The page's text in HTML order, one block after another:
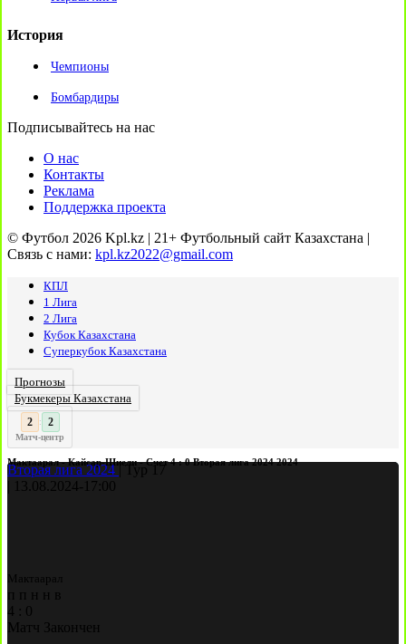
История
Чемпионы
Бомбардиры
Подписывайтесь на нас
О нас
Контакты
Реклама
Поддержка проекта
© Футбол 2026 Kpl.kz | 21+ Футбольный сайт Казахстана |
Связь с нами: kpl.kz2022@gmail.com
КПЛ
1 Лига
2 Лига
Кубок Казахстана
Суперкубок Казахстана
Прогнозы
Букмекеры Казахстана
3 : 2
Матч-центр
Мактаарал - Кайсар-Шиели - Счет 4 : 0 Вторая лига 2024 2024
Вторая лига 2024 Тур 17
13.08.2024- 17:00
Мактаарал
п п н н
в
4
0
Матч Закончен